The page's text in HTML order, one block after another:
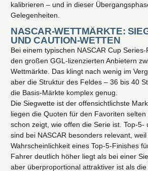
kalibrieren – und in dieser
Gelegenheiten.
NASCAR-WETTMÄRKTE:
UND CAUTION-WETTEN
Bei einem typischen NASCAR Cup
den großen GGL-lizenzierten Anbietern
Wettmärkte. Das klingt nach wenig im
aber die Struktur des Feldes – 36 bis 40
die Basis-Märkte komplex genug.
Die Siegwette ist der offensichtlichste
liegen die Quoten für den Favoriten
schon zeigt, wie offen die Serie ist. Top-5-
sind bei NASCAR besonders relevant, weil
Wahrscheinlichkeit eines Top-5-Finishes
Fahrer deutlich höher liegt als bei einer
aber überproportional attraktiver ist als